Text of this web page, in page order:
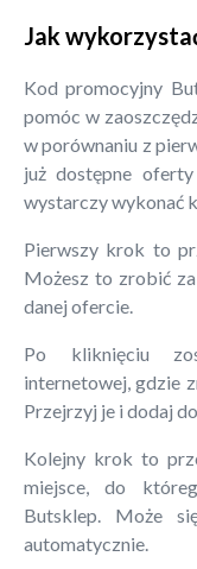
Jak
Kod promocyjny
pomóc w
w porównaniu z
już dostępne
wystarczy wykonać
Pierwszy krok to
Możesz to zrobić
danej ofercie.
Po kliknięciu
internetowej, gdzie
Przejrzyj je i dodaj
Kolejny krok to
miejsce, do
Butsklep. Może
automatycznie.